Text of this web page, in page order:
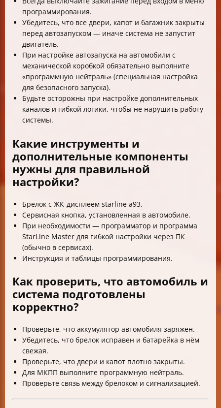
программирования.
Убедитесь, что все двери, капот и багажник закрыты
перед автозапуском — иначе система не запустит
двигатель.
При настройке автозапуска на автомобили с
механической коробкой обязательно выполните
«программную нейтраль» (специальная настройка
для безопасного запуска).
Будьте осторожны при настройке дополнительных
каналов и гибкой логики, чтобы не нарушить работу
системы.
Какие инструменты и
дополнительные компоненты
нужны для правильной
настройки?
Брелок с ЖК-дисплеем starline a93.
Сервисная кнопка, установленная в автомобиле.
При необходимости — программатор и программа
StarLine Master для гибкой настройки через ПК
(обычно в сервисах).
Инструкция и таблицы программирования.
Как проверить, что автомобиль и
система подготовлены
корректно?
Проверьте, что аккумулятор автомобиля заряжен.
Убедитесь, что брелок исправен и батарейка в нём
свежая.
Проверьте, что двери и капот плотно закрыты.
Для МКПП выполните программную нейтраль.
Проверьте связь между брелоком и сигнализацией.